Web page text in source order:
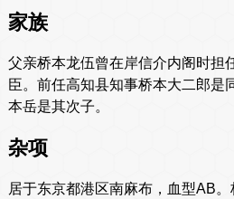
家族
父亲桥本龙伍曾在岸信介内阁时担
臣。前任高知县知事桥本大二郎是
本岳是其次子。
杂项
居于东京都港区南麻布，血型AB。